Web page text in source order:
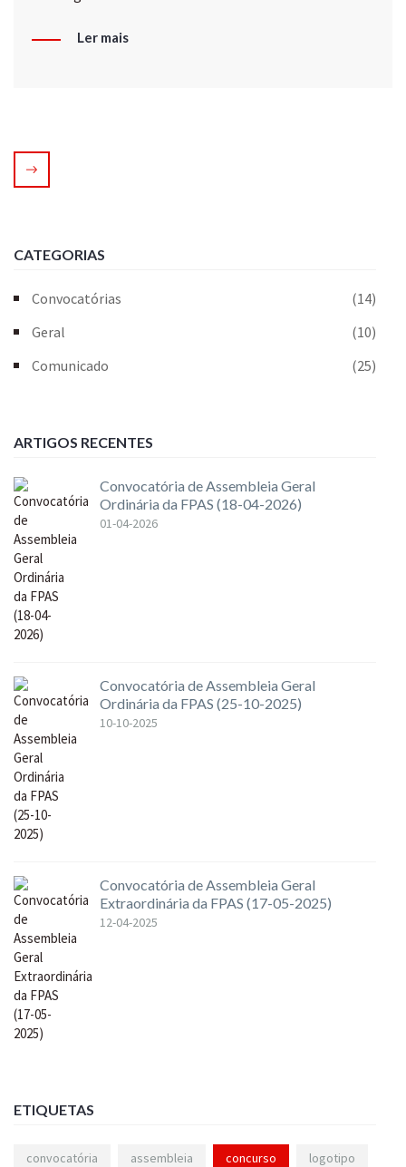
Ler mais
CATEGORIAS
Convocatórias
(14)
Geral
(10)
Comunicado
(25)
ARTIGOS RECENTES
Convocatória de Assembleia Geral
Ordinária da FPAS (18-04-2026)
01-04-2026
Convocatória de Assembleia Geral
Ordinária da FPAS (25-10-2025)
10-10-2025
Convocatória de Assembleia Geral
Extraordinária da FPAS (17-05-2025)
12-04-2025
ETIQUETAS
convocatória assembleia concurso logotipo